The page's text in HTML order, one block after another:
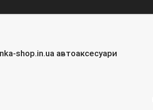
shop.in.ua автоаксесуари